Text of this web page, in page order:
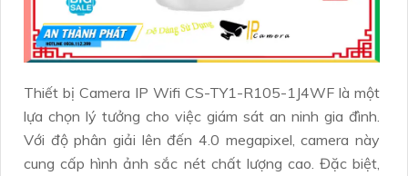
Thiết bị Camera IP Wifi CS-TY1-R105-1J4WF là một
lựa chọn lý tưởng cho việc giám sát an ninh gia đình.
Với độ phân giải lên đến 4.0 megapixel, camera này
cung cấp hình ảnh sắc nét chất lượng cao. Đặc biệt,